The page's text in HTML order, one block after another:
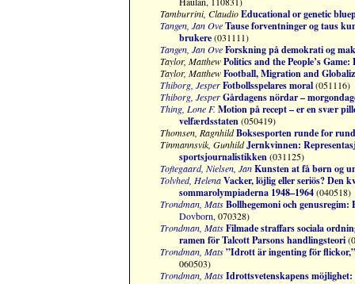
Tamburrini, Claudio Educational or genetic
Tangen, Jan Ove Tause forventninger og taus
brukere(031111)
Tangen, Jan Ove Forskning på demokrati og
Taylor, Matthew Politics and the People’s
Taylor, Matthew Football, Migration and
Thiborg, Jesper Fotbollsspelares moral(051116)
Thiborg, Jesper Gårdagens nördar –
Thing, Lone F. Motion på recept – er en svær
velfærdsstaten (050419)
Thomsen, Ragnhild Boksesporten runde for
Tinmannsvik, Gunhild Jernkvinnen:
sportsjournalistikken (031125)
Toftegaard, Nielsen, Jan Kunsten at få børn og
Tolvhed, Helena Vacker, löjlig eller seriös? Den
sommarolympiaderna 1948–1964(040518)
Trondman, Mats Bollhegemoni och
Dovborn, 070328)
Trondman, Mats Filmade straffars sociala
ramen för Talcott Parsons handlingsteori
Trondman, Mats ”Idrott är ingenting för
060503)
Trondman, Mats Idrottsvetenskapens